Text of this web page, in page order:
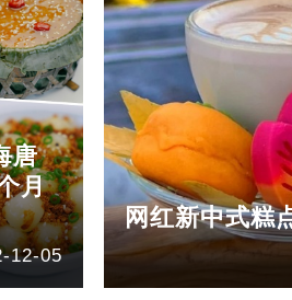
唐
月
12-05
网红新中式糕